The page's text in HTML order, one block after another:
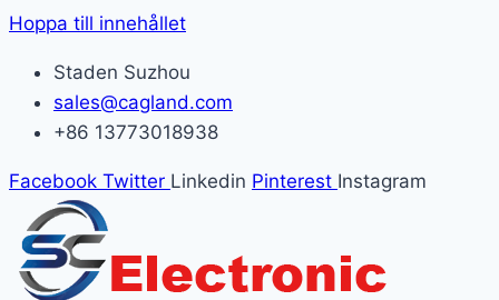
Hoppa till innehållet
Staden Suzhou
sales@cagland.com
+86 13773018938
Facebook Twitter Linkedin Pinterest Instagram